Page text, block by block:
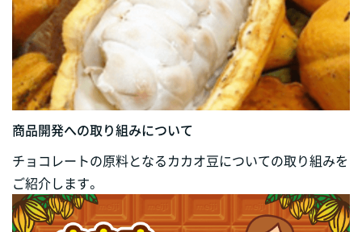
商品開発への取り組みについて
チョコレートの原料となるカカオ豆についての取り組みを
ご紹介します。